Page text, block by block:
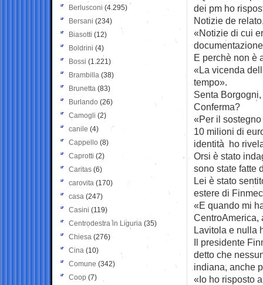
dei pm ho
Notizie de
«Notizie di cui
E perchè non è
«La vicenda
tempo».
Senta
Conferma?
«Per il
10 milioni di
identità ho
Orsi è stato
sono state fatte
Lei è stato
estere di
«E quando mi
CentroAmerica,
Lavitola e nulla
Il presidente
detto che
indiana, anche
«Io ho risposto
Berlusconi (4.295)
Bersani (234)
Biasotti (12)
Boldrini (4)
Bossi (1.221)
Brambilla (38)
Brunetta (83)
Burlando (26)
Camogli (2)
canile (4)
Cappello (8)
Caprotti (2)
Caritas (6)
carovita (170)
casa (247)
Casini (119)
Centrodestra in Liguria (35)
Chiesa (276)
Cina (10)
Comune (342)
Coop (7)